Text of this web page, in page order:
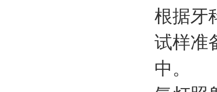
根据牙
试样准
中。